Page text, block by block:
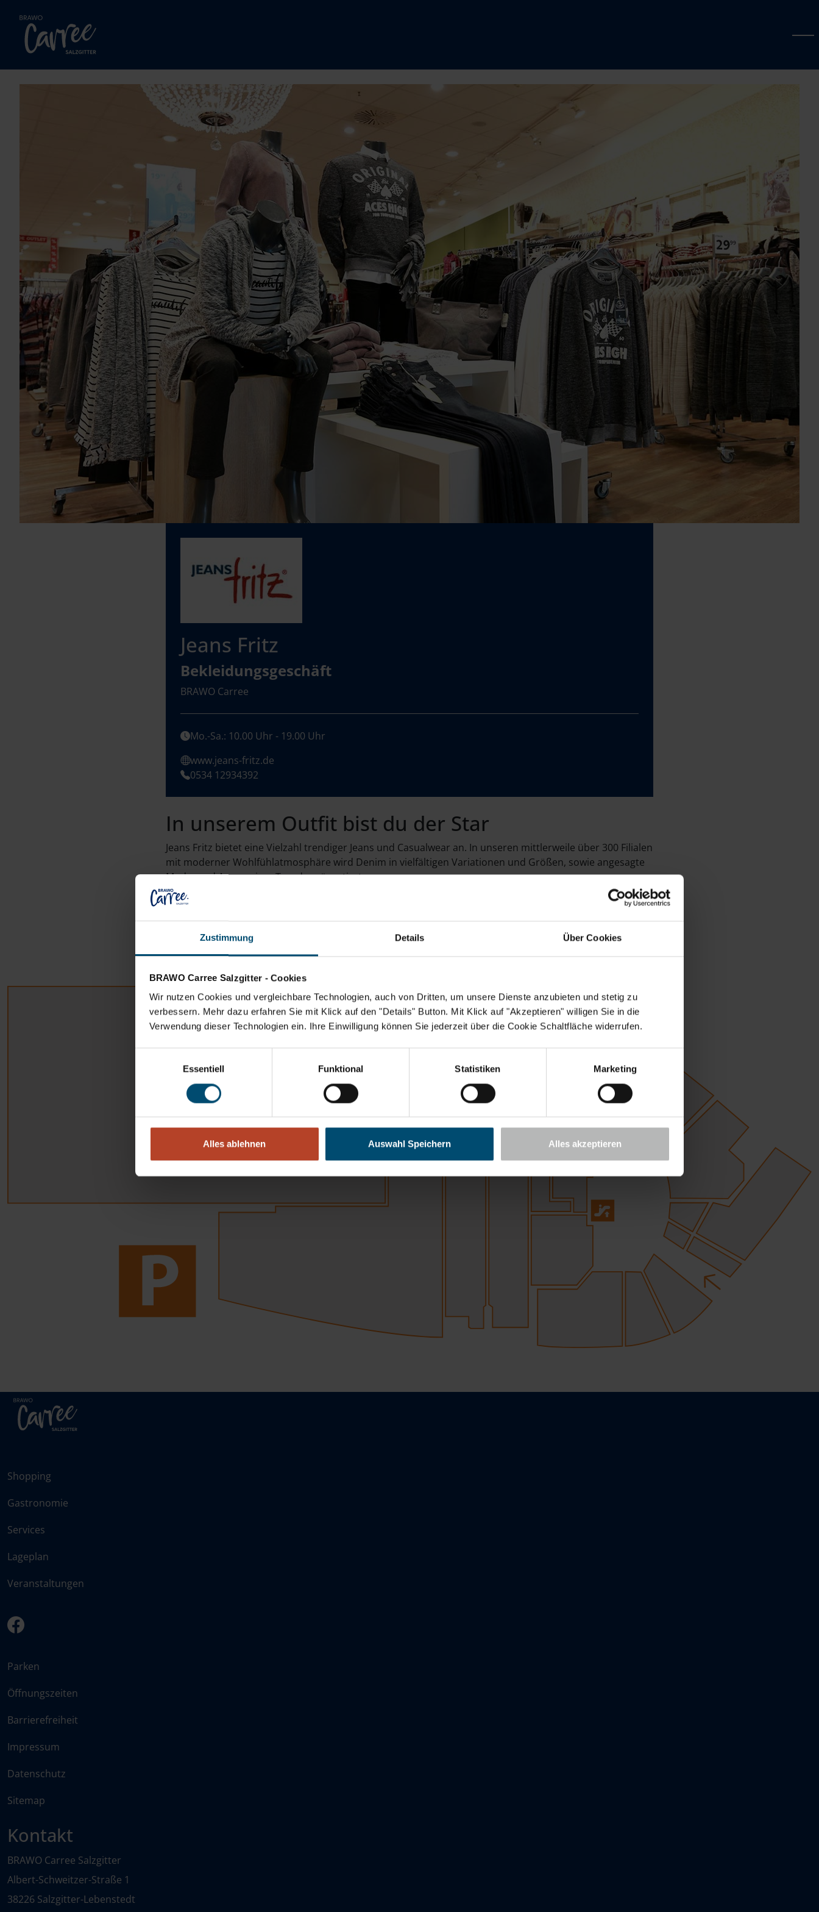
Zustimmung Details Über Cookies
BRAWO Carree Salzgitter - Cookies
Wir nutzen Cookies und vergleichbare Technologien, auch von Dritten, um unsere Dienste anzubieten und stetig zu
verbessern. Mehr dazu erfahren Sie mit Klick auf den "Details" Button. Mit Klick auf "Akzeptieren" willigen Sie in die
Verwendung dieser Technologien ein. Ihre Einwilligung können Sie jederzeit über die Cookie Schaltfläche widerrufen.
Essentiell
Funktional Statistiken Marketing
Alles ablehnen Auswahl Speichern Alles akzeptieren
Jeans Fritz
Bekleidungsgeschäft
BRAWO Carree
Mo.-Sa.: 10.00 Uhr - 19.00 Uhr
www.jeans-fritz.de
0534 12934392
In unserem Outfit bist du der Star
Jeans Fritz bietet eine Vielzahl trendiger Jeans und Casualwear an. In unseren mittlerweile über 300 Filialen
mit moderner Wohlfühlatmosphäre wird Denim in vielfältigen Variationen und Größen, sowie angesagte
Mode- und Accessoires-Trends präsentiert
So finden Sie Jeans Fritz
Lageplan des BRAWO Carree Salzgitter. Jeans Fritz ist hervorgehoben.
Shopping
Gastronomie
Services
Lageplan
Veranstaltungen
facebook
Parken
Öffnungszeiten
Barrierefreiheit
Impressum
Datenschutz
Sitemap
Kontakt
BRAWO Carree Salzgitter
Albert-Schweitzer-Straße 1
38226 Salzgitter-Lebenstedt